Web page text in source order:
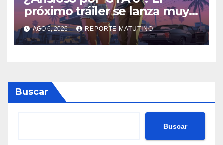
próximo tráiler se lanza muy
pronto… en Netflix
AGO 6, 2026 REPORTE MATUTINO
Buscar
Buscar